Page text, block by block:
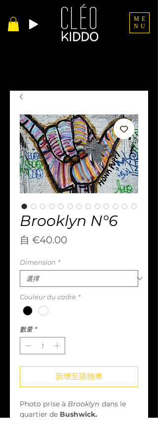
ME
NU
Brooklyn N°6
自 €40.00促
Dimension *
Couleur du cadre *
數量 *
新增至購物車
Photo prise à Brooklyn dans le
quartier de Bushwick.